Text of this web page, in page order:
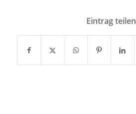
Eintrag teilen